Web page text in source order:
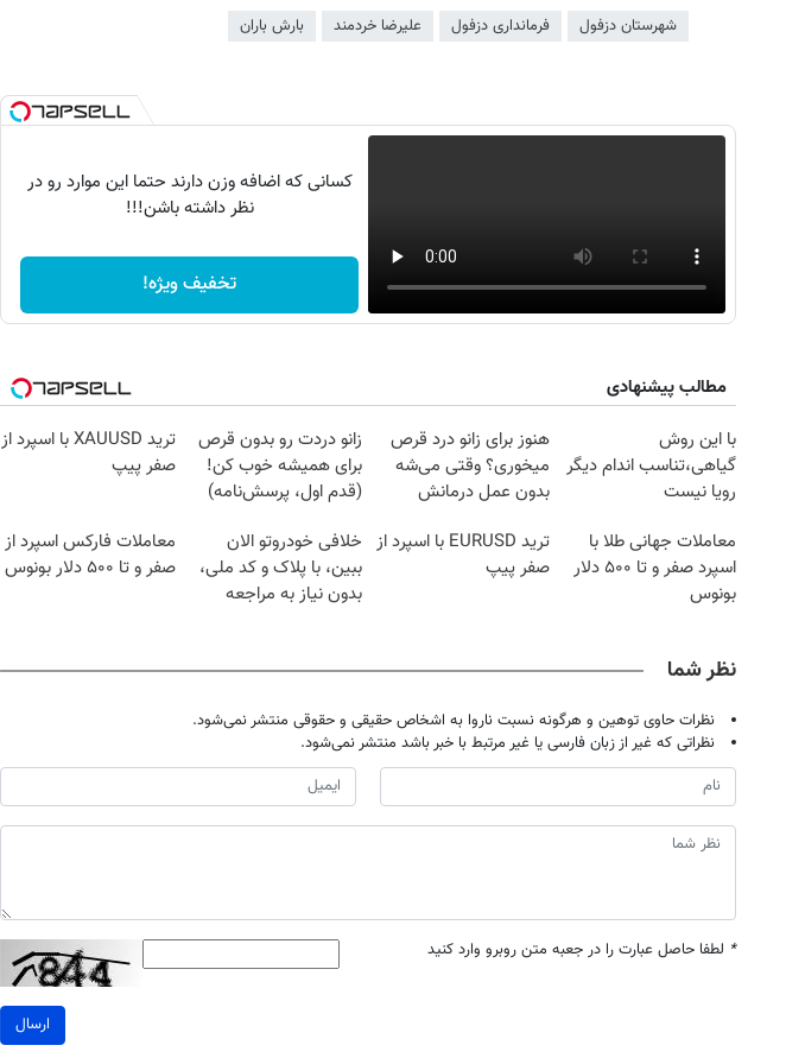
شهرستان دزفول فرمانداری دزفول علیرضا خردمند بارش باران
کسانی که اضافه وزن دارند حتما این موارد رو در
نظر داشته باشن!!!
تخفیف ویژه!
مطالب پیشنهادی
با این روش
گیاهی،تناسب اندام دیگر
رویا نیست
هنوز برای زانو درد قرص
میخوری؟ وقتی می‌شه
بدون عمل درمانش
زانو دردت رو بدون قرص
برای همیشه خوب کن!
(قدم اول، پرسش‌نامه)
ترید XAUUSD با اسپرد از
صفر پیپ
معاملات جهانی طلا با
اسپرد صفر و تا ۵۰۰ دلار
بونوس
ترید EURUSD با اسپرد از
صفر پیپ
خلافی خودروتو الان
ببین، با پلاک و کد ملی،
بدون نیاز به مراجعه
معاملات فارکس اسپرد از
صفر و تا ۵۰۰ دلار بونوس
نظر شما
نظرات حاوی توهین و هرگونه نسبت ناروا به اشخاص حقیقی و حقوقی منتشر نمی‌شود.
نظراتی که غیر از زبان فارسی یا غیر مرتبط با خبر باشد منتشر نمی‌شود.
* لطفا حاصل عبارت را در جعبه متن روبرو وارد کنید
ارسال